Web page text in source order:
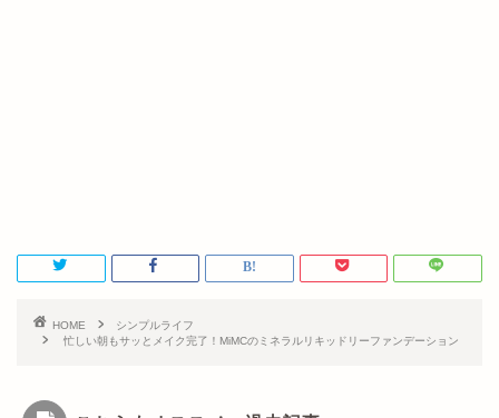
HOME
シンプルライフ
忙しい朝もサッとメイク完了！MiMCのミネラルリキッドリーファンデーション